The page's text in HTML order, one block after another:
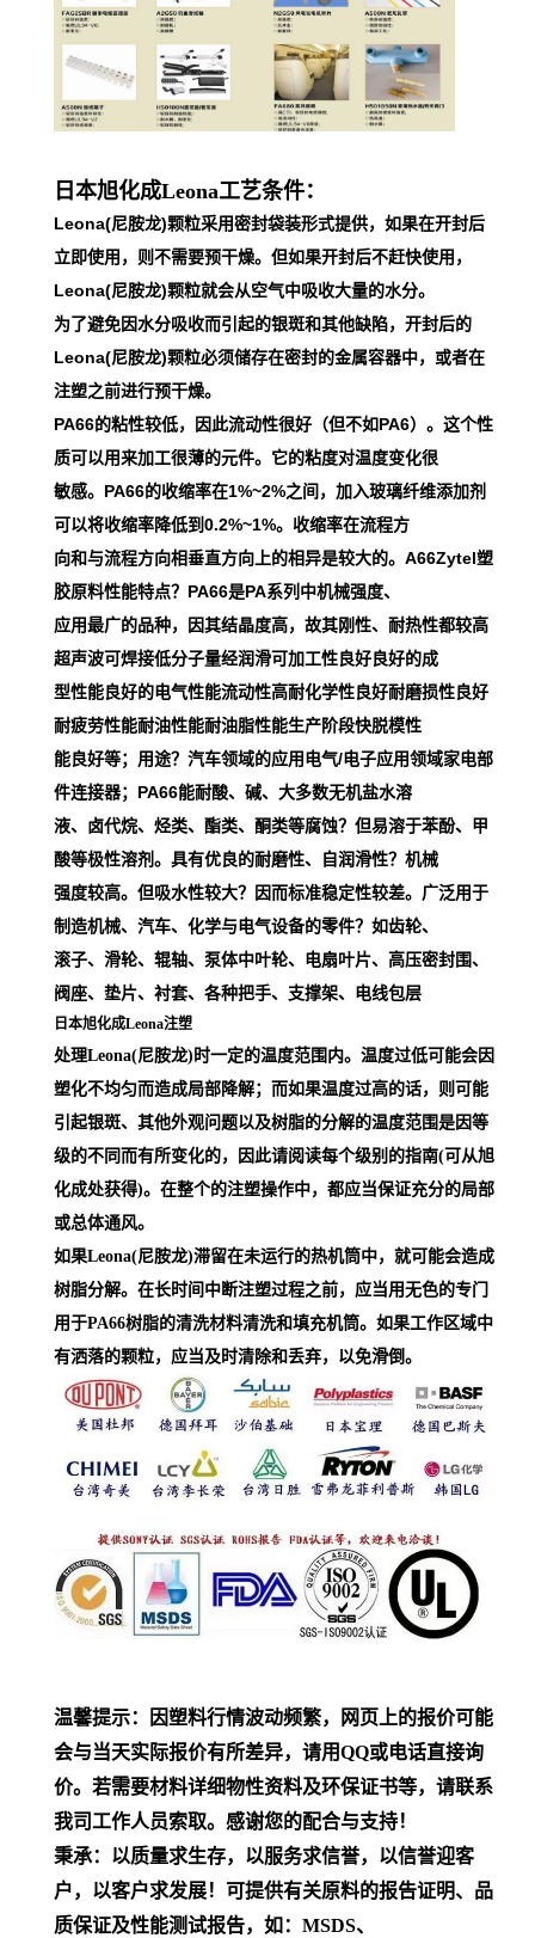
日本旭化成Leona工艺条件：
Leona(尼胺龙)颗粒采用密封袋装形式提供，如果在开封后
立即使用，则不需要预干燥。但如果开封后不赶快使用，
Leona(尼胺龙)颗粒就会从空气中吸收大量的水分。
为了避免因水分吸收而引起的银斑和其他缺陷，开封后的
Leona(尼胺龙)颗粒必须储存在密封的金属容器中，或者在
注塑之前进行预干燥。
PA66的粘性较低，因此流动性很好（但不如PA6）。这个性
质可以用来加工很薄的元件。它的粘度对温度变化很
敏感。PA66的收缩率在1%~2%之间，加入玻璃纤维添加剂
可以将收缩率降低到0.2%~1%。收缩率在流程方
向和与流程方向相垂直方向上的相异是较大的。A66Zytel塑
胶原料性能特点？PA66是PA系列中机械强度、
应用最广的品种，因其结晶度高，故其刚性、耐热性都较高
超声波可焊接低分子量经润滑可加工性良好良好的成
型性能良好的电气性能流动性高耐化学性良好耐磨损性良好
耐疲劳性能耐油性能耐油脂性能生产阶段快脱模性
能良好等；用途？汽车领域的应用电气/电子应用领域家电部
件连接器；PA66能耐酸、碱、大多数无机盐水溶
液、卤代烷、烃类、酯类、酮类等腐蚀？但易溶于苯酚、甲
酸等极性溶剂。具有优良的耐磨性、自润滑性？机械
强度较高。但吸水性较大？因而标准稳定性较差。广泛用于
制造机械、汽车、化学与电气设备的零件？如齿轮、
滚子、滑轮、辊轴、泵体中叶轮、电扇叶片、高压密封围、
阀座、垫片、衬套、各种把手、支撑架、电线包层
日本旭化成Leona注塑
处理Leona(尼胺龙)时一定的温度范围内。温度过低可能会因
塑化不均匀而造成局部降解；而如果温度过高的话，则可能
引起银斑、其他外观问题以及树脂的分解的温度范围是因等
级的不同而有所变化的，因此请阅读每个级别的指南(可从旭
化成处获得)。在整个的注塑操作中，都应当保证充分的局部
或总体通风。
如果Leona(尼胺龙)滞留在未运行的热机筒中，就可能会造成
树脂分解。在长时间中断注塑过程之前，应当用无色的专门
用于PA66树脂的清洗材料清洗和填充机筒。如果工作区域中
有洒落的颗粒，应当及时清除和丢弃，以免滑倒。
温馨提示：因塑料行情波动频繁，网页上的报价可能
会与当天实际报价有所差异，请用QQ或电话直接询
价。若需要材料详细物性资料及环保证书等，请联系
我司工作人员索取。感谢您的配合与支持！
秉承：以质量求生存，以服务求信誉，以信誉迎客
户，以客户求发展！可提供有关原料的报告证明、品
质保证及性能测试报告，如：MSDS、